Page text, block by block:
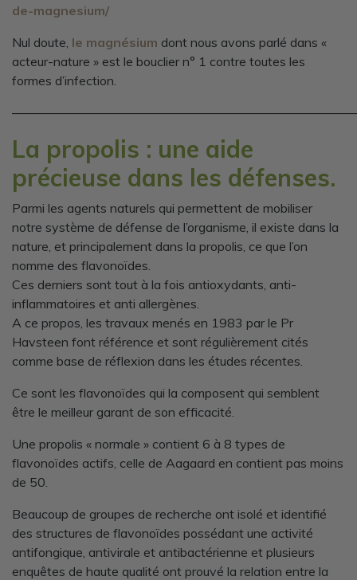
de-magnesium/
Nul doute, le magnésium dont nous avons parlé dans «
acteur-nature » est le bouclier n° 1 contre toutes les
formes d’infection.
La propolis : une aide
précieuse dans les défenses.
Parmi les agents naturels qui permettent de mobiliser
notre système de défense de l’organisme, il existe dans la
nature, et principalement dans la propolis, ce que l’on
nomme des flavonoïdes.
Ces derniers sont tout à la fois antioxydants, anti-
inflammatoires et anti allergènes.
A ce propos, les travaux menés en 1983 par le Pr
Havsteen font référence et sont régulièrement cités
comme base de réflexion dans les études récentes.
Ce sont les flavonoïdes qui la composent qui semblent
être le meilleur garant de son efficacité.
Une propolis « normale » contient 6 à 8 types de
flavonoïdes actifs, celle de Aagaard en contient pas moins
de 50.
Beaucoup de groupes de recherche ont isolé et identifié
des structures de flavonoïdes possédant une activité
antifongique, antivirale et antibactérienne et plusieurs
enquêtes de haute qualité ont prouvé la relation entre la